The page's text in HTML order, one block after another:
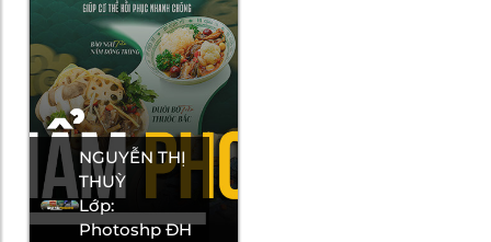
NGUYỄN THỊ
THUỲ
Lớp:
Photoshp ĐH